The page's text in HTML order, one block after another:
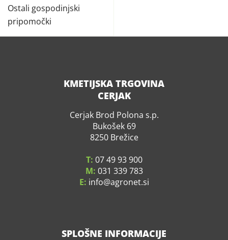
Ostali gospodinjski
pripomočki
KMETIJSKA TRGOVINA
CERJAK
Cerjak Brod Polona s.p.
Bukošek 69
8250 Brežice
T: 07 49 93 900
M: 031 339 783
E: info agronet.si
SPLOŠNE INFORMACIJE